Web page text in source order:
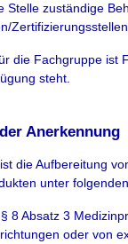
Stelle zuständige
die Fachgruppe ist
steht.
Anerkennung
die Aufbereitung
unter
8 Absatz 3
oder von